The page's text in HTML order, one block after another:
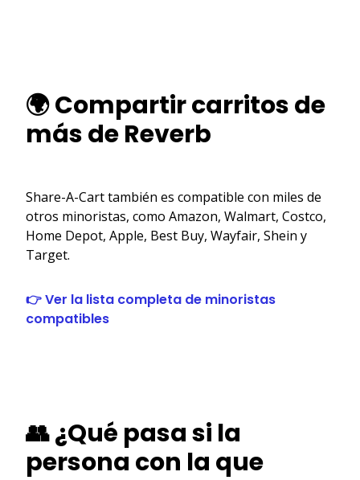
🌍 Compartir carritos de
más de Reverb
Share-A-Cart también es compatible con miles de
otros minoristas, como Amazon, Walmart, Costco,
Home Depot, Apple, Best Buy, Wayfair, Shein y
Target.
👉 Ver la lista completa de minoristas
compatibles
👥 ¿Qué pasa si la
persona con la que